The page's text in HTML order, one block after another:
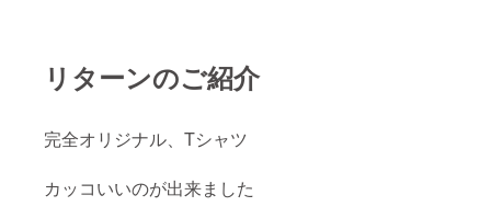
リターンのご紹介
完全オリジナル、Tシャツ
カッコいいのが出来ました